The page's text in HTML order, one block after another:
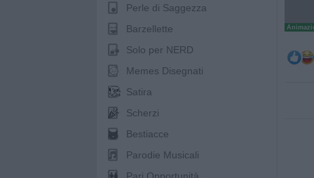
Perle di Saggezza
Barzellette
Solo per NERD
Memes Disegnati
Satira
Scherzi
Bestiacce
Parodie Musicali